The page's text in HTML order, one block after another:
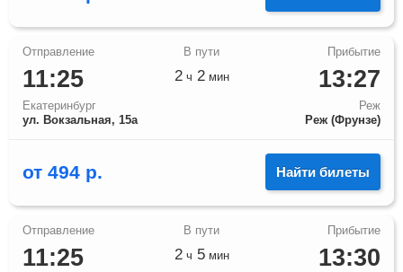
11:25
Екатеринбург
ул. Вокзальная, 15а
13:27
Реж
Реж (Фрунзе)
2ч 2мин
от 494 р. Найти билеты
11:25 13:30
2ч 5мин